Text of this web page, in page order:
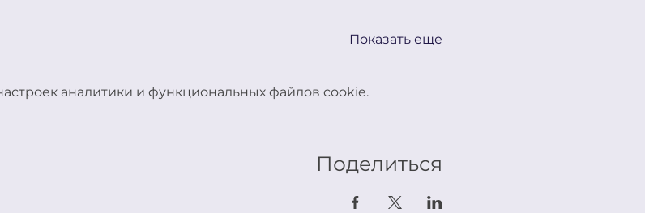
Показать еще
аналитики и функциональных файлов cookie.
Поделиться